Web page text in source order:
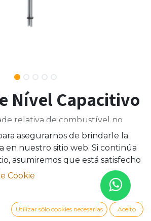
Nível Capacitivo
relativa de combustível no
saída de corrente, tensão ou
asegurarnos de brindarle la
en nuestro sitio web. Si continúa
asumiremos que está satisfecho
Cookie
Utilizar sólo cookies necesarias Aceito